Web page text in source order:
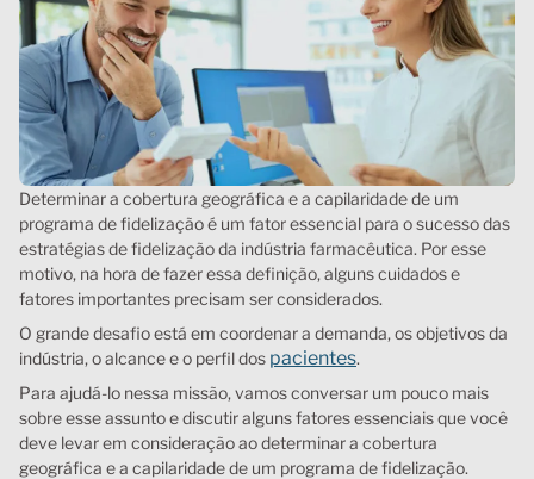
Determinar a cobertura geográfica e a capilaridade de um
programa de fidelização é um fator essencial para o sucesso das
estratégias de fidelização da indústria farmacêutica. Por esse
motivo, na hora de fazer essa definição, alguns cuidados e
fatores importantes precisam ser considerados.
O grande desafio está em coordenar a demanda, os objetivos da
indústria, o alcance e o perfil dos pacientes.
Para ajudá-lo nessa missão, vamos conversar um pouco mais
sobre esse assunto e discutir alguns fatores essenciais que você
deve levar em consideração ao determinar a cobertura
geográfica e a capilaridade de um programa de fidelização.